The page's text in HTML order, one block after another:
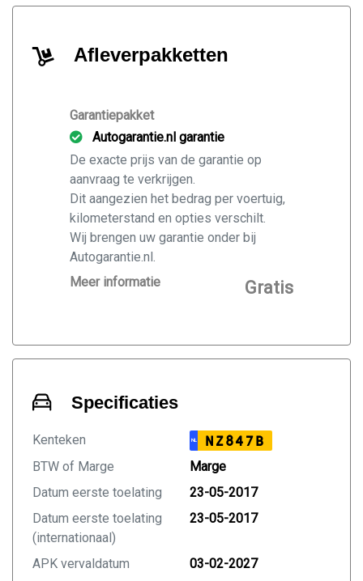
Afleverpakketten
Garantiepakket
Autogarantie.nl garantie
De exacte prijs van de garantie op
aanvraag te verkrijgen.
Dit aangezien het bedrag per voertuig,
kilometerstand en opties verschilt.
Wij brengen uw garantie onder bij
Autogarantie.nl.
Vraag ons naar de mogelijkheden voor
Meer informatie Gratis
Specificaties
Kenteken NL NZ847B
BTW of Marge
Marge
Datum eerste toelating
23-05-2017
Datum eerste toelating
(internationaal)
23-05-2017
APK vervaldatum
03-02-2027